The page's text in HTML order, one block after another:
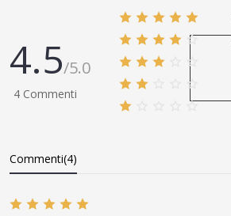
4.5/5.0
4 Commenti
Commenti(4)